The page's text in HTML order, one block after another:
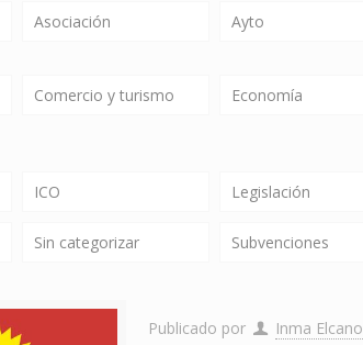
Asociación Ayto
Comercio y turismo Economía
ICO Legislación
Sin categorizar Subvenciones
Publicado por Inma Elcano